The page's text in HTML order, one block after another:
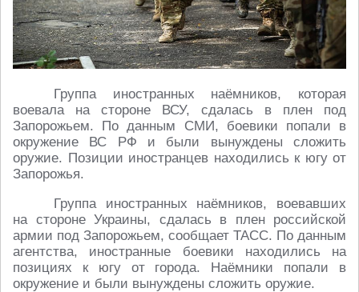
Группа иностранных наёмников, которая
воевала на стороне ВСУ, сдалась в плен под
Запорожьем. По данным СМИ, боевики попали в
окружение ВС РФ и были вынуждены сложить
оружие. Позиции иностранцев находились к югу от
Запорожья.
Группа иностранных наёмников, воевавших
на стороне Украины, сдалась в плен российской
армии под Запорожьем, сообщает ТАСС. По данным
агентства, иностранные боевики находились на
позициях к югу от города. Наёмники попали в
окружение и были вынуждены сложить оружие.